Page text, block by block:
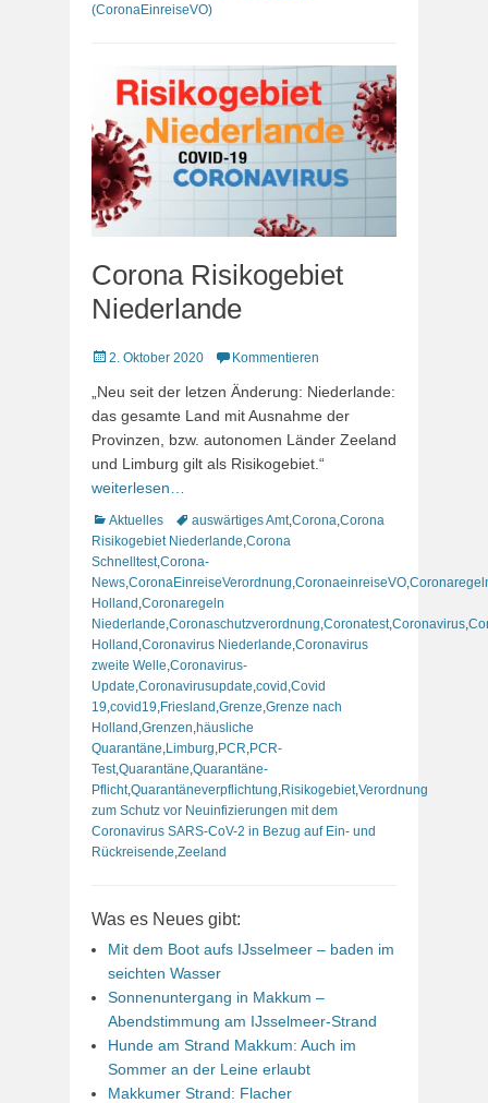
(CoronaEinreiseVO)
Corona Risikogebiet
Niederlande
Veröffentlicht
2. Oktober 2020 Kommentieren
„Neu seit der letzen Änderung: Niederlande:
das gesamte Land mit Ausnahme der
Provinzen, bzw. autonomen Länder Zeeland
und Limburg gilt als Risikogebiet.“
weiterlesen…
Kategorien
Aktuelles Schlagworte
auswärtiges Amt,Corona,Corona
Risikogebiet Niederlande,Corona
Schnelltest,Corona-
News,CoronaEinreiseVerordnung,CoronaeinreiseVO,
Holland ,Coronaregeln
Niederlande,Coronaschutzverordnung,Coronatest,Coronavirus,
Holland ,Coronavirus Niederlande,Coronavirus
zweite Welle,Coronavirus-
Update,Coronavirusupdate,covid ,Covid
19,covid19,Friesland ,Grenze,Grenze nach
Holland ,Grenzen,häusliche
Quarantäne,Limburg,PCR,PCR-
Test,Quarantäne,Quarantäne-
Pflicht,Quarantäneverpflichtung,Risikogebiet,Verordnung
zum Schutz vor Neuinfizierungen mit dem
Coronavirus SARS-CoV-2 in Bezug auf Ein- und
Rückreisende,Zeeland
Was es Neues gibt:
Mit dem Boot aufs IJsselmeer – baden im
seichten Wasser
Sonnenuntergang in Makkum –
Abendstimmung am IJsselmeer-Strand
Hunde am Strand Makkum: Auch im
Sommer an der Leine erlaubt
Makkumer Strand: Flacher